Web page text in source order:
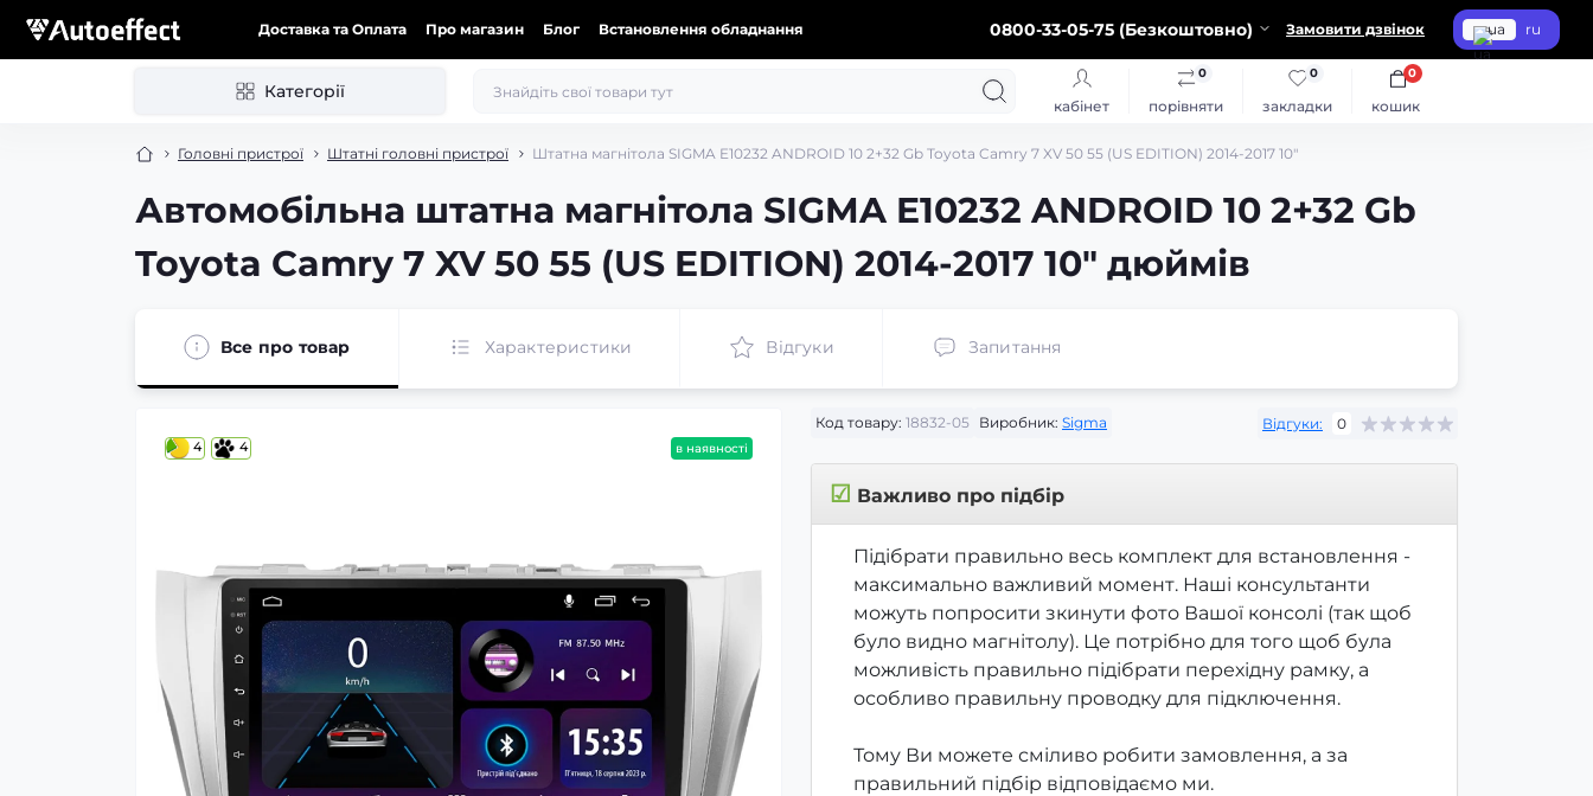
Доставка та Оплата Про магазин Блог Встановлення обладнання 0800-33-05-75 (Безкоштовно) Замовити дзвінок ua ru
Категорії
кабінет порівняти
0
закладки
0
кошик
0
Головні пристрої Штатні головні пристрої Штатна магнітола SIGMA E10232 ANDROID 10 2+32 Gb Toyota Camry 7 XV 50 55 (US EDITION) 2014-2017 10"
Автомобільна штатна магнітола SIGMA E10232 ANDROID 10 2+32 Gb
Toyota Camry 7 XV 50 55 (US EDITION) 2014-2017 10" дюймів
Все про товар Характеристики Відгуки Запитання
4 4 в наявності
Код товару: 18832-05 Виробник: Sigma Відгуки: 0
☑ Важливо про підбір
Підібрати правильно весь комплект для встановлення -
максимально важливий момент. Наші консультанти
можуть попросити зкинути фото Вашої консолі (так щоб
було видно магнітолу). Це потрібно для того щоб була
можливість правильно підібрати перехідну рамку, а
особливо правильну проводку для підключення.
Тому Ви можете сміливо робити замовлення, а за
правильний підбір відповідаємо ми.